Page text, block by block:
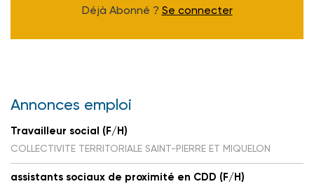
Déjà Abonné ? Se connecter
Annonces emploi
Travailleur social (F/H)
COLLECTIVITE TERRITORIALE SAINT-PIERRE ET MIQUELON
assistants sociaux de proximité en CDD (F/H)